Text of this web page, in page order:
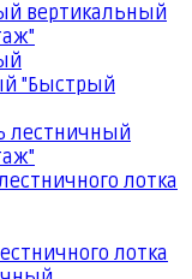
вертикальный
"Быстрый
лестничный
лотка
лотка